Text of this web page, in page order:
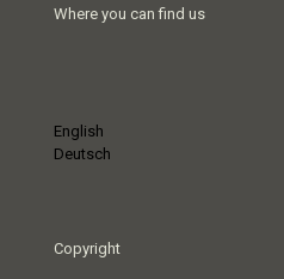
Where you can find us
English
Deutsch
Copyright